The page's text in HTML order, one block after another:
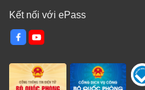
Kết nối với ePass